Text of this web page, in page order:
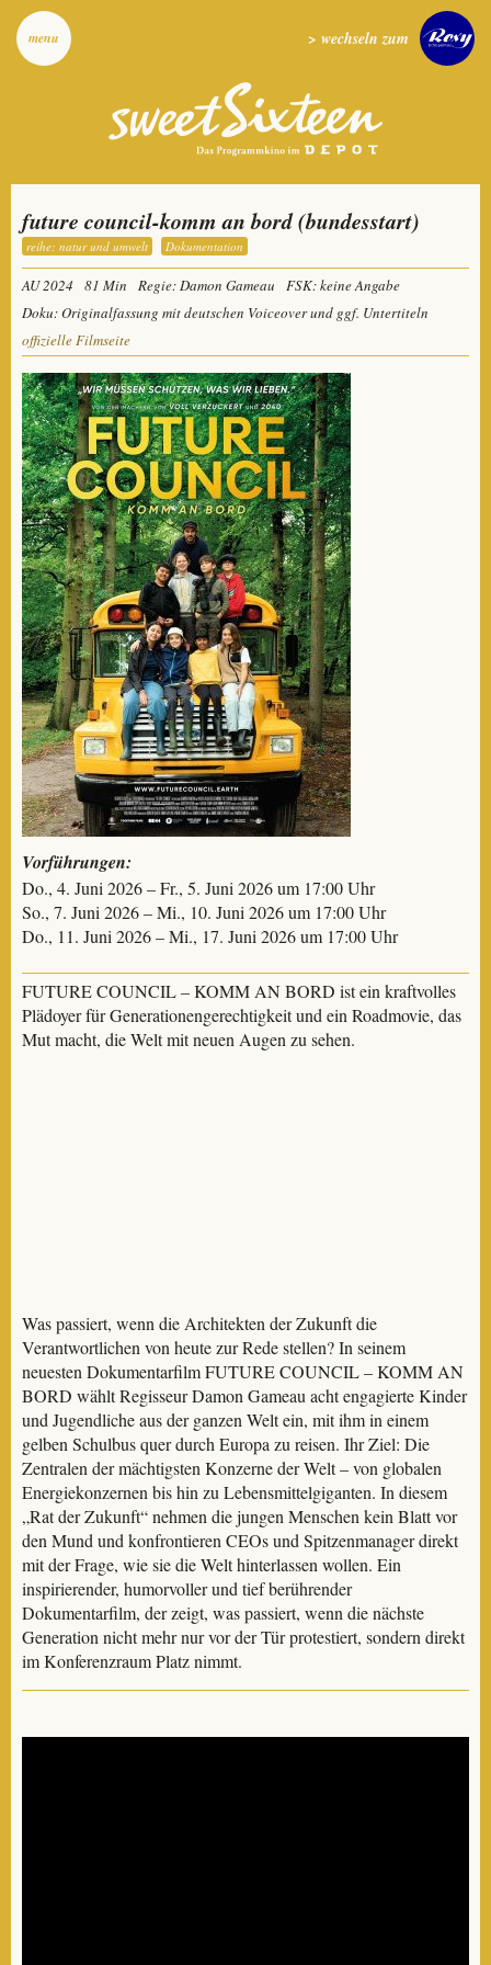
menu > wechseln zum
future council-komm an bord (bundesstart)
reihe: natur und umwelt Dokumentation
AU 2024 81 Min Regie: Damon Gameau
FSK: keine Angabe
Doku: Originalfassung mit deutschen Voiceover und ggf. Untertiteln
offizielle Filmseite
Vorführungen:
Do., 4. Juni 2026 – Fr., 5. Juni 2026 um 17:00 Uhr
So., 7. Juni 2026 – Mi., 10. Juni 2026 um 17:00 Uhr
Do., 11. Juni 2026 – Mi., 17. Juni 2026 um 17:00 Uhr
FUTURE COUNCIL – KOMM AN BORD ist ein kraftvolles
Plädoyer für Generationengerechtigkeit und ein Roadmovie, das
Mut macht, die Welt mit neuen Augen zu sehen.
Was passiert, wenn die Architekten der Zukunft die
Verantwortlichen von heute zur Rede stellen? In seinem
neuesten Dokumentarfilm FUTURE COUNCIL – KOMM AN
BORD wählt Regisseur Damon Gameau acht engagierte Kinder
und Jugendliche aus der ganzen Welt ein, mit ihm in einem
gelben Schulbus quer durch Europa zu reisen. Ihr Ziel: Die
Zentralen der mächtigsten Konzerne der Welt – von globalen
Energiekonzernen bis hin zu Lebensmittelgiganten. In diesem
„Rat der Zukunft“ nehmen die jungen Menschen kein Blatt vor
den Mund und konfrontieren CEOs und Spitzenmanager direkt
mit der Frage, wie sie die Welt hinterlassen wollen. Ein
inspirierender, humorvoller und tief berührender
Dokumentarfilm, der zeigt, was passiert, wenn die nächste
Generation nicht mehr nur vor der Tür protestiert, sondern direkt
im Konferenzraum Platz nimmt.